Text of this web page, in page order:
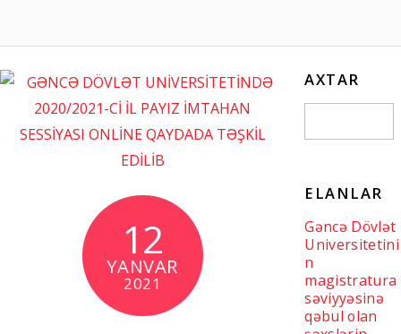
12
YANVAR
2021
AXTAR
ELANLAR
Gəncə Dövlət
Universitetini
n
magistratura
səviyyəsinə
qəbul olan